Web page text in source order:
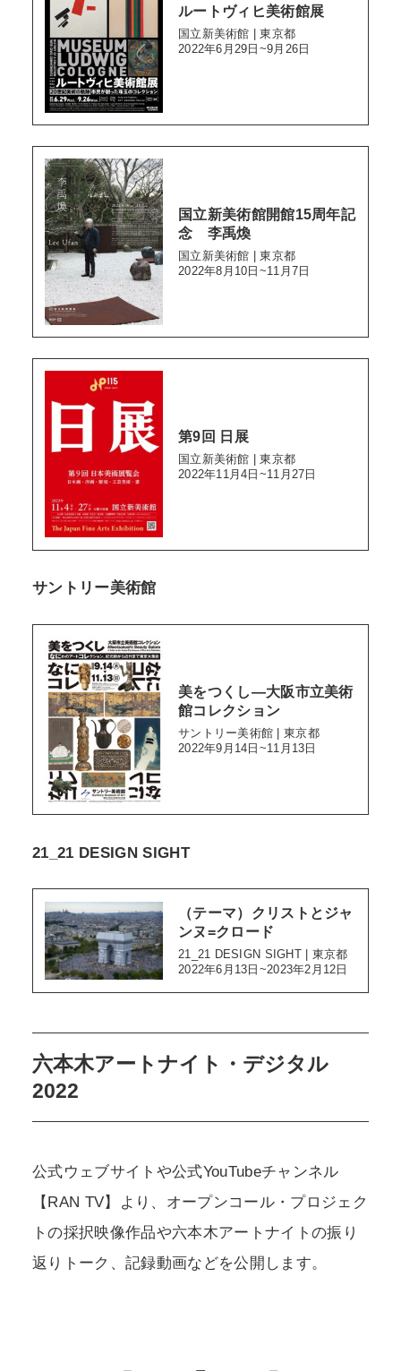
ルートヴィヒ美術館展
国立新美術館 | 東京都
2022年6月29日~9月26日
国立新美術館開館15周年記
念 李禹煥
国立新美術館 | 東京都
2022年8月10日~11月7日
第9回 日展
国立新美術館 | 東京都
2022年11月4日~11月27日
サントリー美術館
美をつくし―大阪市立美術
館コレクション
サントリー美術館 | 東京都
2022年9月14日~11月13日
21_21 DESIGN SIGHT
（テーマ）クリストとジャ
ンヌ=クロード
21_21 DESIGN SIGHT | 東京都
2022年6月13日~2023年2月12日
六本木アートナイト・デジタル
2022
公式ウェブサイトや公式YouTubeチャンネル
【RAN TV】より、オープンコール・プロジェク
トの採択映像作品や六本木アートナイトの振り
返りトーク、記録動画などを公開します。